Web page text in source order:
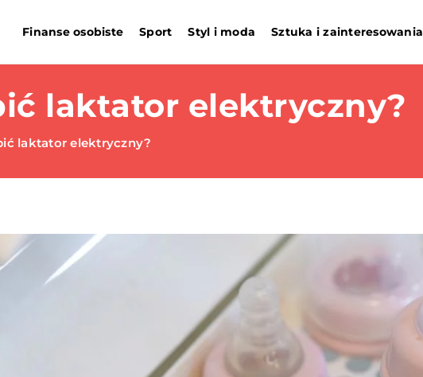
Finanse osobiste Sport Styl i moda Sztuka i zainteresowania
laktator elektryczny?
laktator elektryczny?